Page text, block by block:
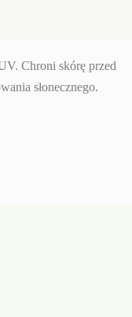
Chroni skórę przed
słonecznego.